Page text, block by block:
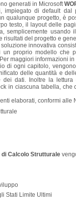
generati in Microsoft
impiegato di default
qualunque progetto, è
testo, il layout delle
semplicemente
risultati del progetto e
soluzione innovativa
proprio modello che
maggiori informazioni
di ogni capitolo,
delle quantità e
dati. Inoltre la
in ciascuna tabella,
elaborati, conformi alle
di Calcolo Strutturale
Stati Limite Ultimi